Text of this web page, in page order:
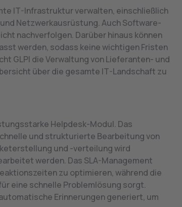
IT-Infrastruktur verwalten, einschließlich
Netzwerkausrüstung. Auch Software-
nachverfolgen. Darüber hinaus können
werden, sodass keine wichtigen Fristen
GLPI die Verwaltung von Lieferanten- und
über die gesamte IT-Landschaft zu
Helpdesk-Modul. Das
und strukturierte Bearbeitung von
und -verteilung wird
werden. Das SLA-Management
zu optimieren, während die
eine schnelle Problemlösung sorgt.
Erinnerungen generiert, um